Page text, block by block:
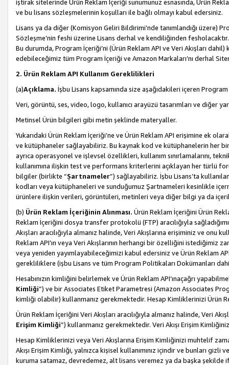
iştirak sitelerinde Ürün Reklam İçeriği sunumunuz esnasında, Ürün
ve bu lisans sözleşmelerinin koşulları ile bağlı olmayı kabul edersiniz.
Lisans ya da diğer (Komisyon Geliri Bildirimi’nde tanımlandığı üzere)
Sözleşme’nin feshi üzerine Lisans derhal ve kendiliğinden
Bu durumda, Program İçeriği’ni (Ürün Reklam API ve Veri Akışları
edebileceğimiz tüm Program İçeriği ve Amazon Markaları’nı derhal
2. Ürün Reklam API Kullanım Gereklilikleri
(a)Açıklama. İşbu Lisans kapsamında size aşağıdakileri içeren
Veri, görüntü, ses, video, logo, kullanıcı arayüzü tasarımları ve diğer
Metinsel Ürün bilgileri gibi metin şeklinde materyaller.
Yukarıdaki Ürün Reklam İçeriği’ne ve Ürün Reklam API erişimine ek
ve kütüphaneler sağlayabiliriz. Bu kaynak kod ve kütüphanelerin her
ayrıca operasyonel ve işlevsel özellikleri, kullanım sınırlamalarını,
kullanımına ilişkin test ve performans kriterlerini açıklayan her türlü
bilgiler (birlikte “Şartnameler”) sağlayabiliriz. İşbu Lisans’ta
kodları veya kütüphaneleri ve sunduğumuz Şartnameleri kesinlikle
ürünlere ilişkin verileri, görüntüleri, metinleri veya diğer bilgi ya da
(b) Ürün Reklam İçeriğinin Alınması. Ürün Reklam İçeriğini Ürün
Reklam İçeriğini dosya transfer protokolü (FTP) aracılığıyla
Akışları aracılığıyla almanız halinde, Veri Akışlarına erişiminiz ve onu
Reklam API’ın veya Veri Akışlarının herhangi bir özelliğini
veya yeniden yayımlayabileceğimizi kabul edersiniz ve Ürün Reklam
gerekliliklere (işbu Lisans ve tüm Program Politikaları Dokümanları
Hesabınızın kimliğini belirlemek ve Ürün Reklam API’ınaçağrı
Kimliği”) ve bir Associates Etiket Parametresi (Amazon Associates
kimliği olabilir) kullanmanız gerekmektedir. Hesap Kimliklerinizi Ürün
Ürün Reklam İçeriğini Veri Akışları aracılığıyla almanız halinde, Veri
Erişim Kimliği”) kullanmanız gerekmektedir. Veri Akışı Erişim
Hesap Kimliklerinizi veya Veri Akışlarına Erişim Kimliğinizi muhtelif
Akışı Erişim Kimliği, yalnızca kişisel kullanımınız içindir ve bunları
kuruma satamaz, devredemez, alt lisans veremez ya da başka şekilde